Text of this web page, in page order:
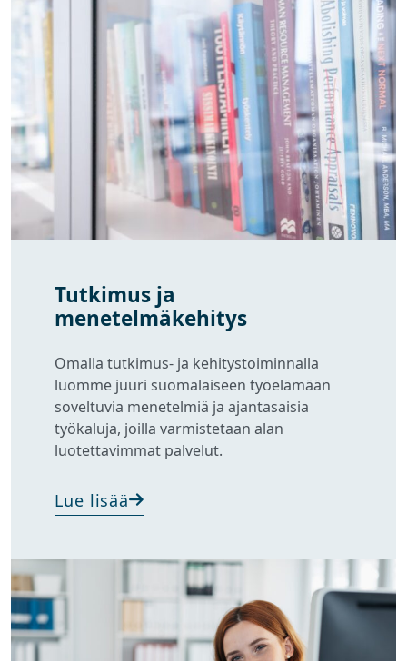
Tutkimus ja
menetelmäkehitys
Omalla tutkimus- ja kehitystoiminnalla
luomme juuri suomalaiseen työelämään
soveltuvia menetelmiä ja ajantasaisia
työkaluja, joilla varmistetaan alan
luotettavimmat palvelut.
Lue lisää